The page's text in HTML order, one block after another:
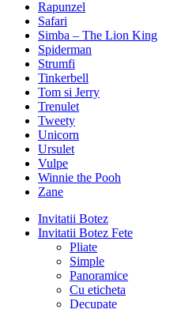
Rapunzel
Safari
Simba – The Lion King
Spiderman
Strumfi
Tinkerbell
Tom si Jerry
Trenulet
Tweety
Unicorn
Ursulet
Vulpe
Winnie the Pooh
Zane
Invitatii Botez
Invitatii Botez Fete
Pliate
Simple
Panoramice
Cu eticheta
Decupate